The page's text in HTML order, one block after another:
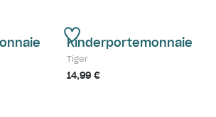
Kinderportemonnaie
Tiger
14,99 €